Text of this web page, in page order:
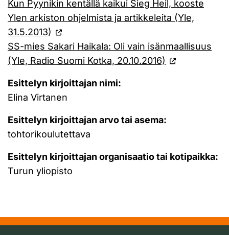
Kun Pyynikin kentällä kaikui Sieg Heil, kooste
Ylen arkiston ohjelmista ja artikkeleita (Yle,
31.5.2013)
SS-mies Sakari Haikala: Oli vain isänmaallisuus
(Yle, Radio Suomi Kotka, 20.10.2016)
Esittelyn kirjoittajan nimi:
Elina Virtanen
Esittelyn kirjoittajan arvo tai asema:
tohtorikoulutettava
Esittelyn kirjoittajan organisaatio tai kotipaikka:
Turun yliopisto